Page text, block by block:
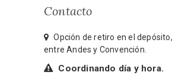
Contacto
Opción de retiro en el
entre Andes y Convención.
Coordinando día y hora.